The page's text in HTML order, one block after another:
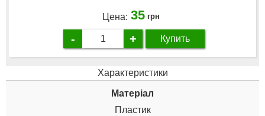
Цена: 35 грн
- + Купить
Характеристики
Матеріал
Пластик